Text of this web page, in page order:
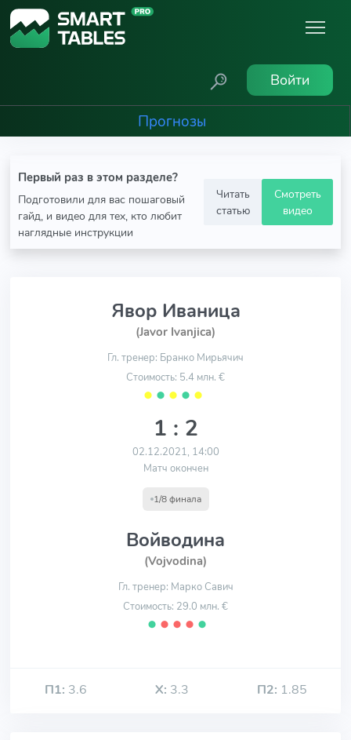
Войти
Прогнозы
Первый раз в этом разделе?
Подготовили для вас пошаговый
гайд, и видео для тех, кто любит
наглядные инструкции
Читать
статью
Смотреть
видео
Явор Иваница
(Javor Ivanjica)
Гл. тренер: Бранко Мирьячич
Стоимость: 5.4 млн. €
⬤ ⬤ ⬤ ⬤ ⬤
1 : 2
02.12.2021, 14:00
Матч окончен
1/8 финала
Войводина
(Vojvodina)
Гл. тренер: Марко Савич
Стоимость: 29.0 млн. €
⬤ ⬤ ⬤ ⬤ ⬤
П1: 3.6 Х: 3.3 П2: 1.85